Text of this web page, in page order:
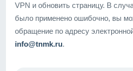
VPN и обновить страницу. В
было применено ошибочно, вы
обращение по адресу
info@tnmk.ru.